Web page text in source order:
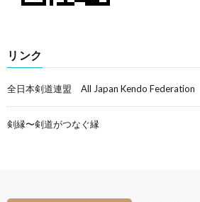
リンク
全日本剣道連盟 All Japan Kendo Federation
剣縁〜剣道がつなぐ縁